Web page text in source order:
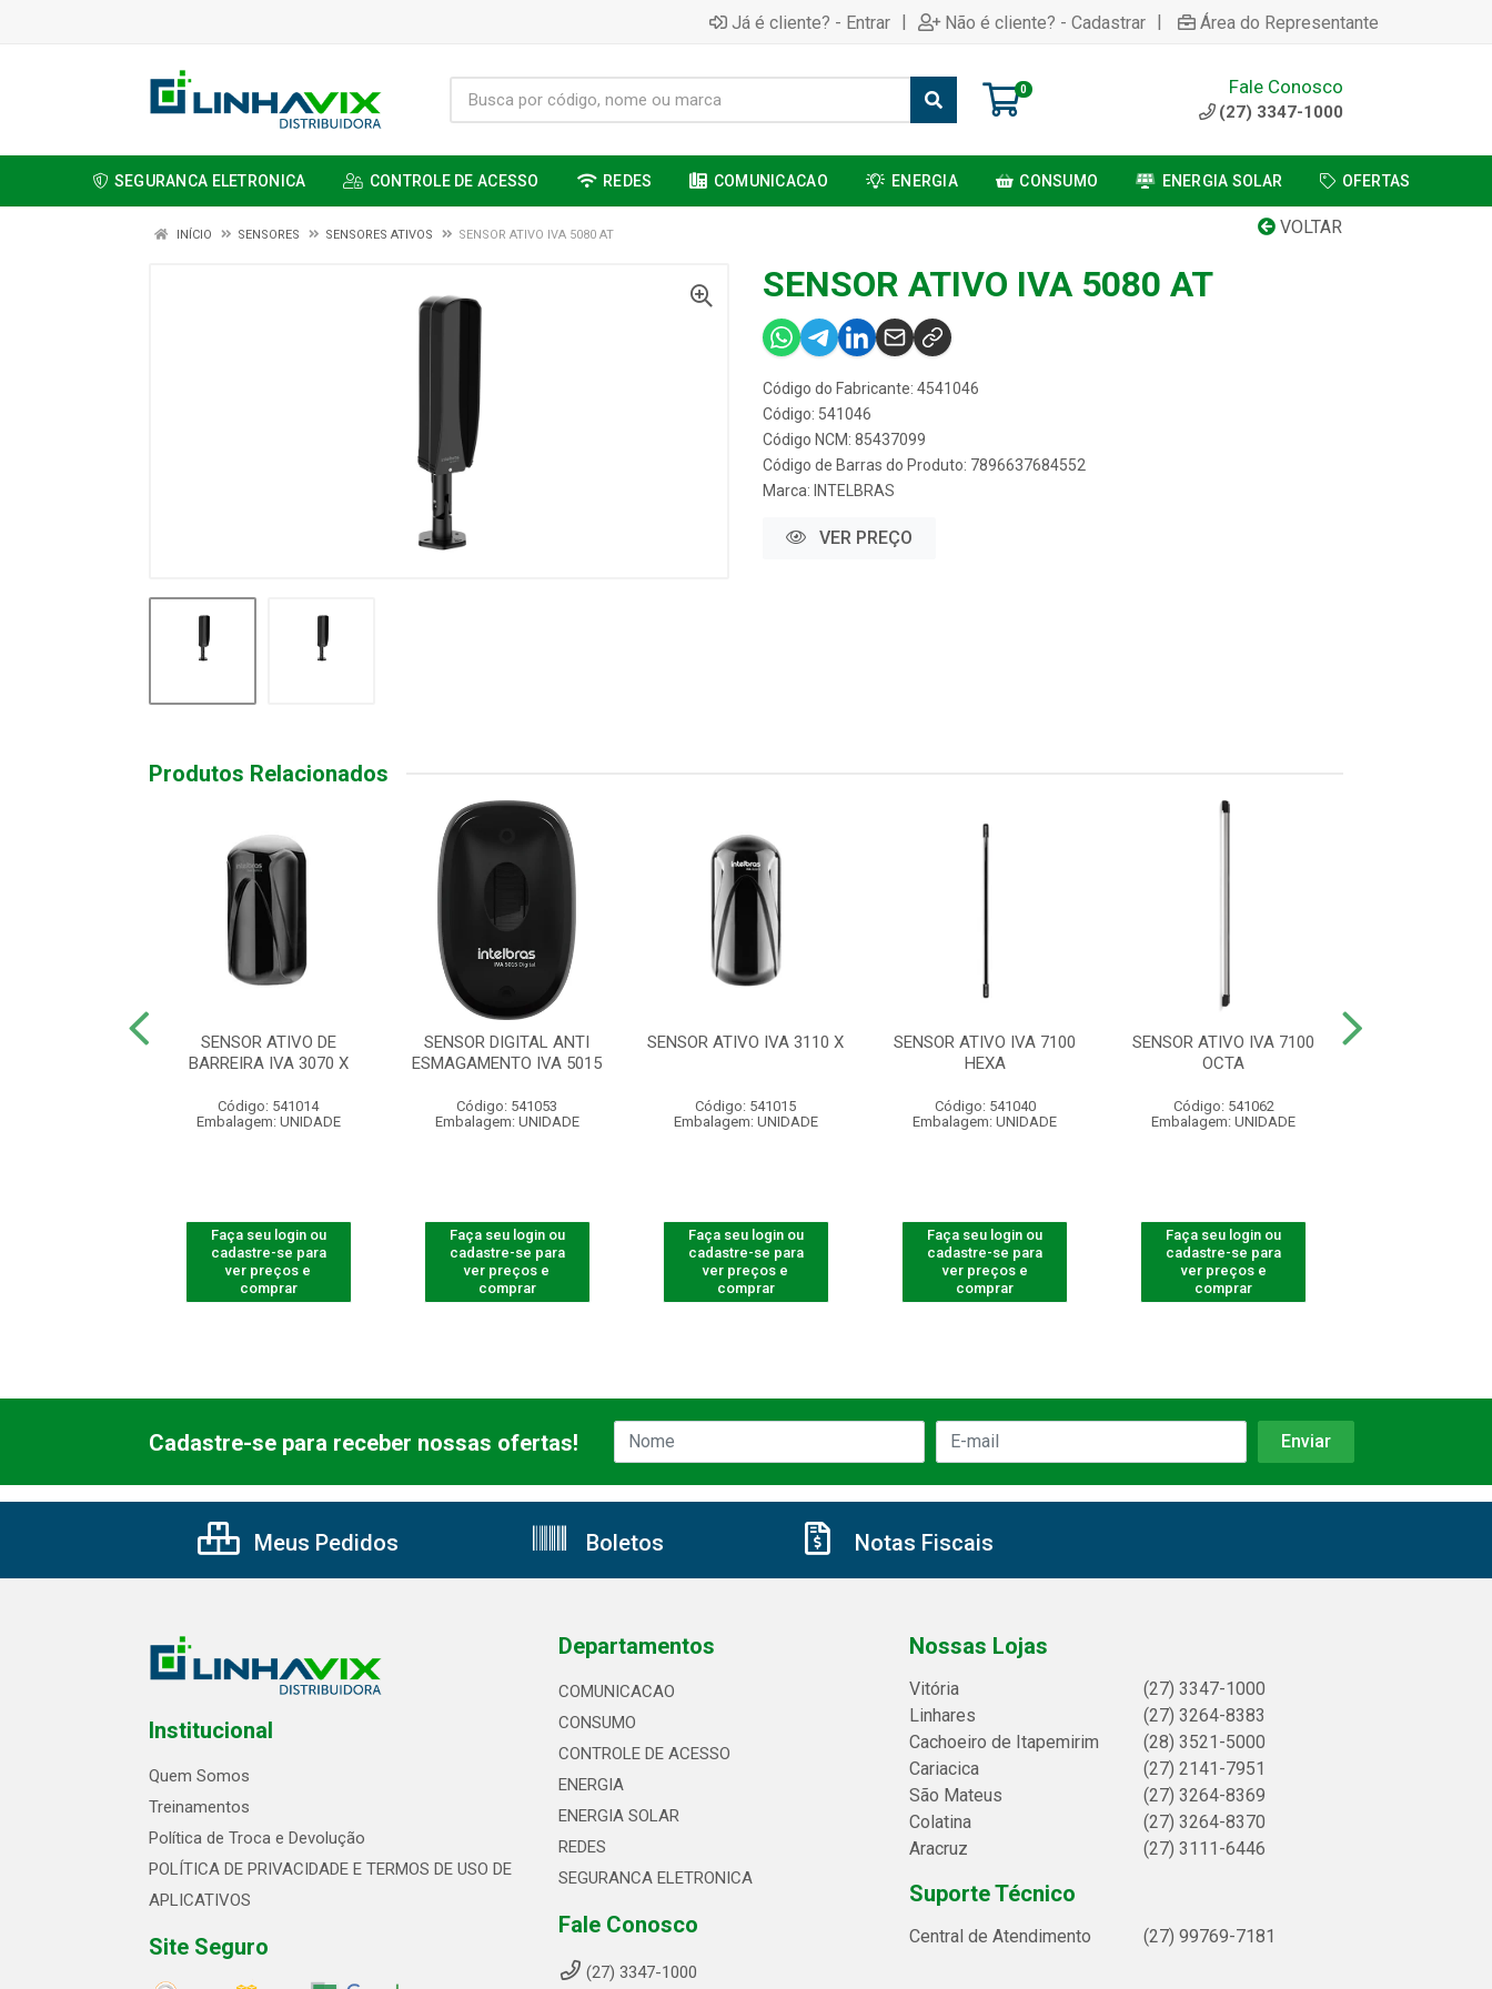
Já é cliente? - Entrar | Não é cliente? - Cadastrar | Área do Representante
0 Fale Conosco
(27) 3347-1000
SEGURANCA ELETRONICA CONTROLE DE ACESSO REDES COMUNICACAO ENERGIA CONSUMO ENERGIA SOLAR OFERTAS
VOLTAR
INÍCIO SENSORES SENSORES ATIVOS SENSOR ATIVO IVA 5080 AT
SENSOR ATIVO IVA 5080 AT
Código do Fabricante: 4541046
Código: 541046
Código NCM: 85437099
Código de Barras do Produto: 7896637684552
Marca: INTELBRAS
VER PREÇO
Produtos Relacionados
SENSOR ATIVO DE
BARREIRA IVA 3070 X
Código: 541014
Embalagem: UNIDADE
Faça seu login ou
cadastre-se para
ver preços e
comprar
SENSOR DIGITAL ANTI
ESMAGAMENTO IVA 5015
Código: 541053
Embalagem: UNIDADE
Faça seu login ou
cadastre-se para
ver preços e
comprar
SENSOR ATIVO IVA 3110 X
Código: 541015
Embalagem: UNIDADE
Faça seu login ou
cadastre-se para
ver preços e
comprar
SENSOR ATIVO IVA 7100
HEXA
Código: 541040
Embalagem: UNIDADE
Faça seu login ou
cadastre-se para
ver preços e
comprar
SENSOR ATIVO IVA 7100
OCTA
Código: 541062
Embalagem: UNIDADE
Faça seu login ou
cadastre-se para
ver preços e
comprar
Cadastre-se para receber nossas ofertas!
Meus Pedidos Boletos Notas Fiscais
Institucional
Quem Somos
Treinamentos
Política de Troca e Devolução
POLÍTICA DE PRIVACIDADE E TERMOS DE USO DE
APLICATIVOS
Site Seguro
Departamentos
COMUNICACAO
CONSUMO
CONTROLE DE ACESSO
ENERGIA
ENERGIA SOLAR
REDES
SEGURANCA ELETRONICA
Fale Conosco
(27) 3347-1000
Nossas Lojas
Vitória
(27) 3347-1000
Linhares
(27) 3264-8383
Cachoeiro de Itapemirim
(28) 3521-5000
Cariacica
(27) 2141-7951
São Mateus
(27) 3264-8369
Colatina
(27) 3264-8370
Aracruz
(27) 3111-6446
Suporte Técnico
Central de Atendimento (27) 99769-7181